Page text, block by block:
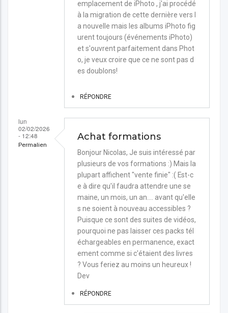
emplacement de iPhoto , j'ai procédé
à la migration de cette dernière vers l
a nouvelle mais les albums iPhoto fig
urent toujours (événements iPhoto)
et s'ouvrent parfaitement dans Phot
o, je veux croire que ce ne sont pas d
es doublons!
RÉPONDRE
lun
02/02/2026
- 12:48
Permalien
Achat formations
Bonjour Nicolas, Je suis intéressé par
plusieurs de vos formations :) Mais la
plupart affichent "vente finie" :( Est-c
e à dire qu'il faudra attendre une se
maine, un mois, un an.... avant qu'elle
s ne soient à nouveau accessibles ?
Puisque ce sont des suites de vidéos,
pourquoi ne pas laisser ces packs tél
échargeables en permanence, exact
ement comme si c'étaient des livres
? Vous feriez au moins un heureux !
Dev
RÉPONDRE